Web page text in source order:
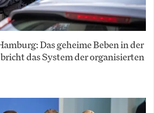
Das geheime Beben in der
das System der organisierten